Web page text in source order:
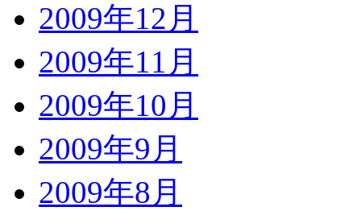
2009年12月
2009年11月
2009年10月
2009年9月
2009年8月